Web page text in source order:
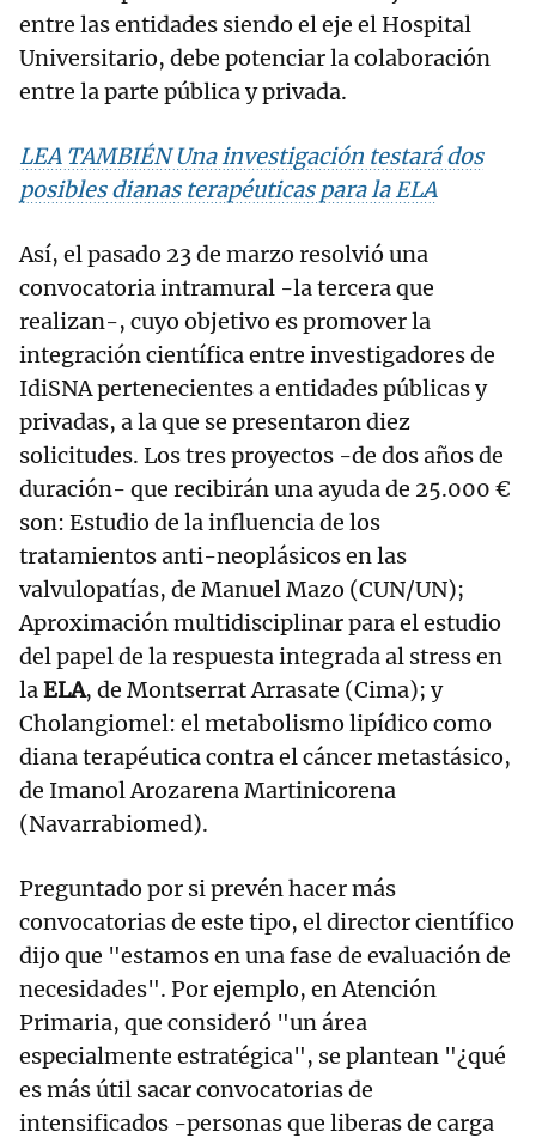
entre las entidades siendo el eje el Hospital
Universitario, debe potenciar la colaboración
entre la parte pública y privada.
LEA TAMBIÉN Una investigación testará dos
posibles dianas terapéuticas para la ELA
Así, el pasado 23 de marzo resolvió una
convocatoria intramural -la tercera que
realizan-, cuyo objetivo es promover la
integración científica entre investigadores de
IdiSNA pertenecientes a entidades públicas y
privadas, a la que se presentaron diez
solicitudes. Los tres proyectos -de dos años de
duración- que recibirán una ayuda de 25.000 €
son: Estudio de la influencia de los
tratamientos anti-neoplásicos en las
valvulopatías, de Manuel Mazo (CUN/UN);
Aproximación multidisciplinar para el estudio
del papel de la respuesta integrada al stress en
laELA, de Montserrat Arrasate (Cima); y
Cholangiomel: el metabolismo lipídico como
diana terapéutica contra el cáncer metastásico,
de Imanol Arozarena Martinicorena
(Navarrabiomed).
Preguntado por si prevén hacer más
convocatorias de este tipo, el director científico
dijo que "estamos en una fase de evaluación de
necesidades". Por ejemplo, en Atención
Primaria, que consideró "un área
especialmente estratégica", se plantean "¿qué
es más útil sacar convocatorias de
intensificados -personas que liberas de carga